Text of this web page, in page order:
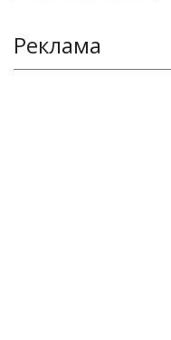
Реклама